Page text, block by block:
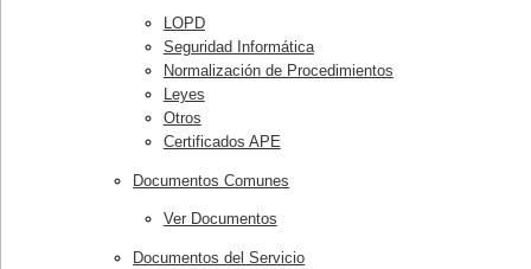
LOPD
Seguridad Informática
Normalización de Procedimientos
Leyes
Otros
Certificados APE
Documentos Comunes
Ver Documentos
Documentos del Servicio